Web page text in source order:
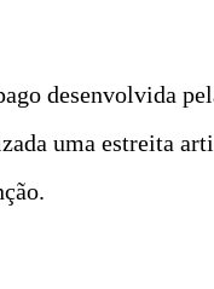
desenvolvida
uma estreita